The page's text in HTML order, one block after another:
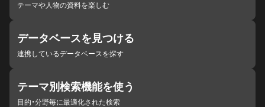
テーマや人物の資料を楽しむ
データベースを見つける
連携しているデータベースを探す
テーマ別検索機能を使う
目的・分野毎に最適化された検索